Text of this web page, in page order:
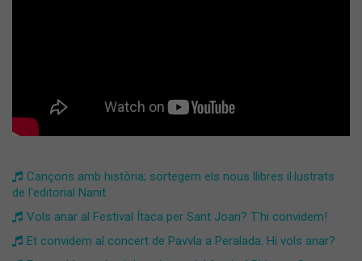
Cançons amb història; sortegem els nous llibres il·lustrats
de l'editorial Nanit
Vols anar al Festival Ítaca per Sant Joan? T'hi convidem!
Et convidem al concert de Pavvla a Peralada. Hi vols anar?